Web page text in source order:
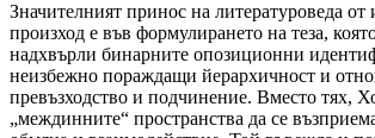
Значителният принос на литературоведа от
произход е във формулирането на теза,
надхвърли бинарните опозиционни
неизбежно пораждащи йерархичност и
превъзходство и подчинение. Вместо тях,
„междинните“ пространства да се